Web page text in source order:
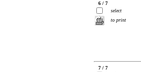
6 / 7
select
to print
7 / 7